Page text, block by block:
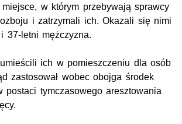
w którym przebywają sprawcy
i zatrzymali ich. Okazali się nimi
37-letni mężczyzna.
ich w pomieszczeniu dla osób
zastosował wobec obojga środek
postaci tymczasowego aresztowania